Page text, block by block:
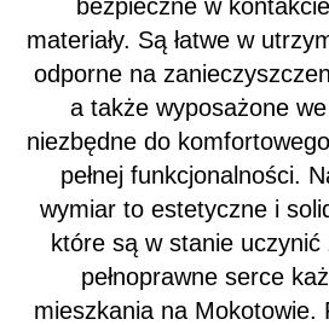
bezpieczne w
materiały. Są łatwe w
odporne na
a także wyposażone
niezbędne do
pełnej funkcjonalności.
wymiar to estetyczne i
które są w stanie uczynić
pełnoprawne serce
mieszkania na Mokotowie.